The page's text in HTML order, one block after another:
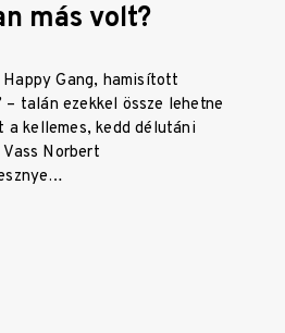
más volt?
Happy Gang, hamisított
– talán ezekkel össze lehetne
a kellemes, kedd délutáni
Norbert